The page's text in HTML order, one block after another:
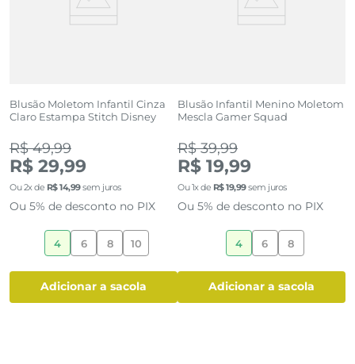
Blusão Moletom Infantil Cinza
Claro Estampa Stitch Disney
R$ 49,99
R$ 29,99
Ou2x de R$14,99sem juros
Ou 5% de desconto no PIX
4 6 8 10
adicionar a sacola
Blusão Infantil Menino Moletom
Mescla Gamer Squad
R$ 39,99
R$ 19,99
Ou1x de R$19,99sem juros
Ou 5% de desconto no PIX
4 6 8
adicionar a sacola